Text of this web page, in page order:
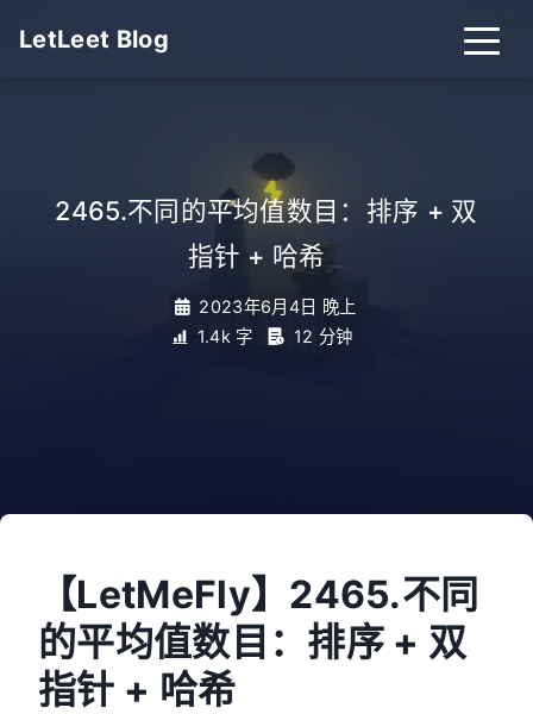
LetLeet Blog
2465.不同的平均值数目：排序 + 双
指针 + 哈希
2023年6月4日 晚上
1.4k 字
12 分钟
【LetMeFly】2465.不同
的平均值数目：排序 + 双
指针 + 哈希